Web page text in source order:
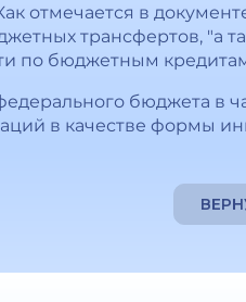
отмечается в
трансфертов, "а
по бюджетным
бюджета в
в качестве формы